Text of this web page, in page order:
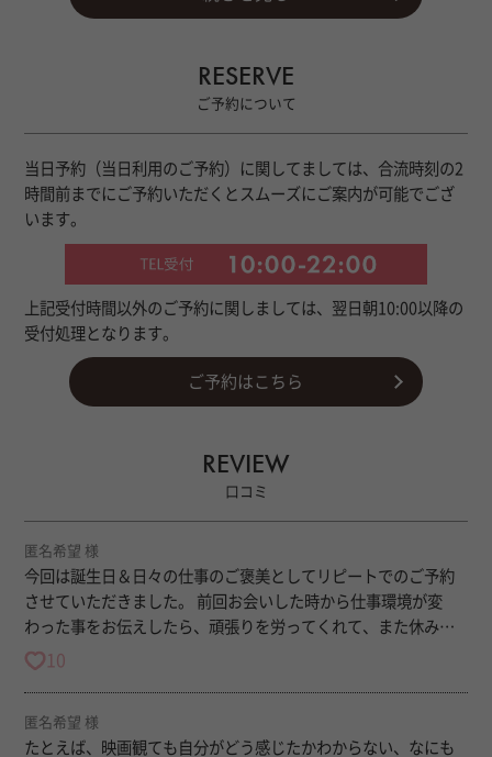
RESERVE
ご予約について
当日予約（当日利用のご予約）に関してましては、合流時刻の2
時間前までにご予約いただくとスムーズにご案内が可能でござ
います。
上記受付時間以外のご予約に関しましては、翌日朝10:00以降の
受付処理となります。
ご予約はこちら
REVIEW
口コミ
匿名希望 様
今回は誕生日＆日々の仕事のご褒美としてリピートでのご予約
させていただきました。 前回お会いした時から仕事環境が変
わった事をお伝えしたら、頑張りを労ってくれて、また休み明
け頑張ろうと活力を貰えました。 びっくりな話題がご提供でき
10
匿名希望 様
たとえば、映画観ても自分がどう感じたかわからない、なにも